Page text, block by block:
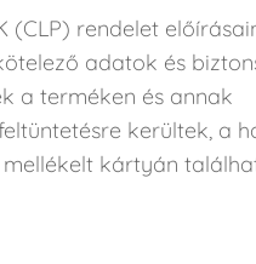
(CLP) rendelet
adatok és
a terméken és annak
kerültek, a
kártyán